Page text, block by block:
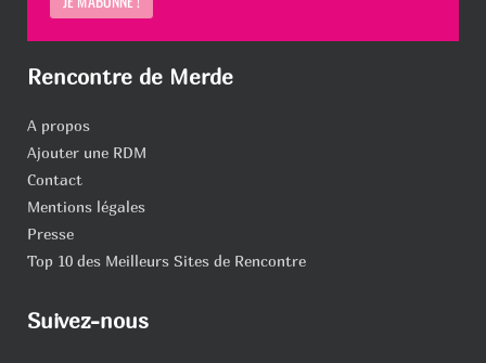
Rencontre de Merde
A propos
Ajouter une RDM
Contact
Mentions légales
Presse
Top 10 des Meilleurs Sites de Rencontre
Suivez-nous